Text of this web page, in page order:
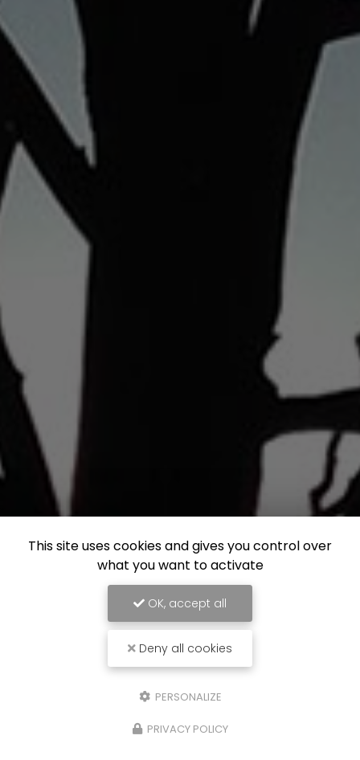
This site uses cookies and gives you control over
what you want to activate
OK, accept all
Deny all cookies
PERSONALIZE
PRIVACY POLICY